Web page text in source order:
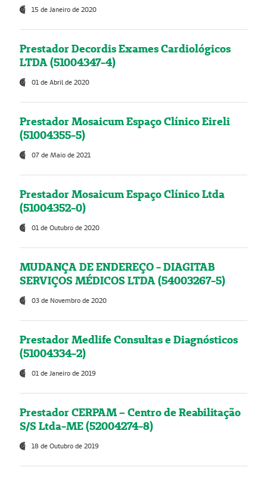
15 de Janeiro de 2020
Prestador Decordis Exames Cardiológicos
LTDA (51004347-4)
01 de Abril de 2020
Prestador Mosaicum Espaço Clínico Eireli
(51004355-5)
07 de Maio de 2021
Prestador Mosaicum Espaço Clínico Ltda
(51004352-0)
01 de Outubro de 2020
MUDANÇA DE ENDEREÇO - DIAGITAB
SERVIÇOS MÉDICOS LTDA (54003267-5)
03 de Novembro de 2020
Prestador Medlife Consultas e Diagnósticos
(51004334-2)
01 de Janeiro de 2019
Prestador CERPAM – Centro de Reabilitação
S/S Ltda-ME (52004274-8)
18 de Outubro de 2019